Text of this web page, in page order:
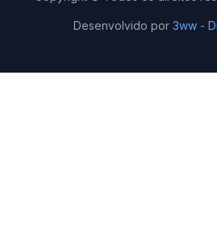
Desenvolvido por 3ww -